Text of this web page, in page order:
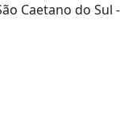
Caetano do Sul